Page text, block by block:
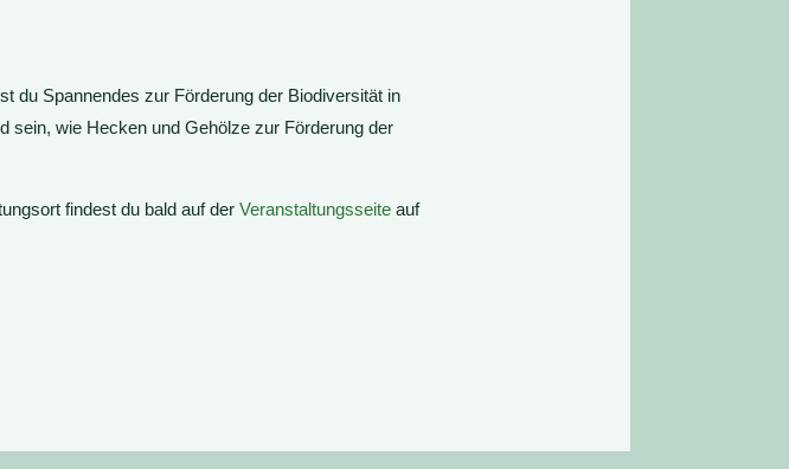
du Spannendes zur Förderung der Biodiversität in
sein, wie Hecken und Gehölze zur Förderung der
findest du bald auf der Veranstaltungsseiteauf